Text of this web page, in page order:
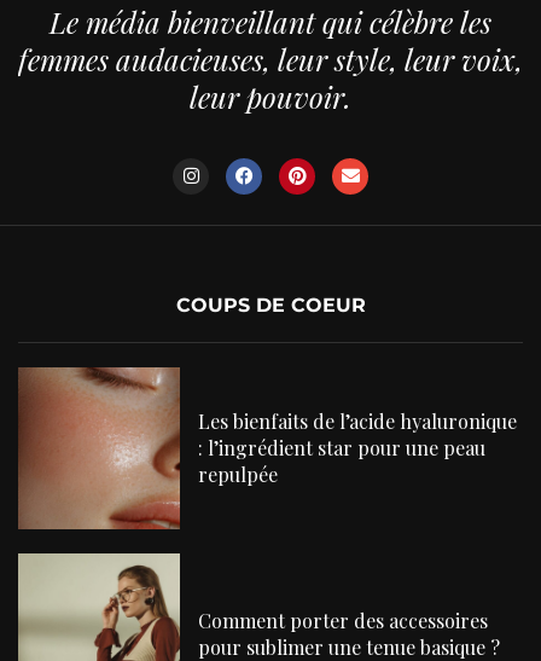
Le média bienveillant qui célèbre les
femmes audacieuses, leur style, leur voix,
leur pouvoir.
COUPS DE COEUR
Les bienfaits de l’acide hyaluronique
: l’ingrédient star pour une peau
repulpée
Comment porter des accessoires
pour sublimer une tenue basique ?